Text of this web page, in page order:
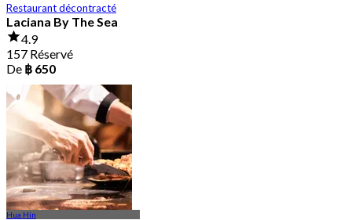
Restaurant décontracté
Laciana By The Sea
4.9
157 Réservé
De ฿ 650
Hua Hin